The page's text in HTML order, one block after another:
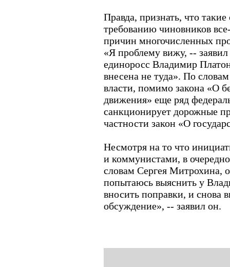
Правда, признать, что
требованию чиновников
причин многочисленных
«Я проблему вижу, --
единоросс Владимир
внесена не туда». По
власти, помимо закона «О
движения» еще ряд
санкционирует дорожные
частности закон «О
Несмотря на то что
и коммунистами, в
словам Сергея Митрохина,
попытаюсь выяснить у
вносить поправки, и снова
обсуждение», -- заявил он.